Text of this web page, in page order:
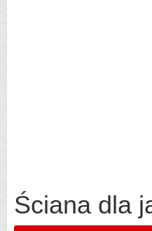
Ściana dla